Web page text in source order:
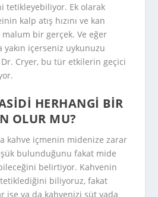
tetikleyebiliyor. Ek olarak
kalp atış hızını ve kan
malum bir gerçek. Ve eğer
yakın içerseniz uykunuzu
Dr. Cryer, bu tür etkilerin geçici
HERHANGI BIR
OLUR MU?
kahve içmenin midenize zarar
bulunduğunu fakat mide
belirtiyor. Kahvenin
biliyoruz, fakat
ise ya da kahvenizi süt yada